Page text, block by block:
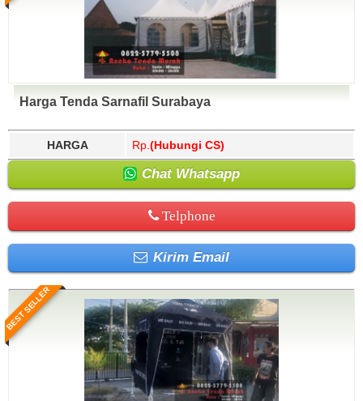
Harga Tenda Sarnafil Surabaya
HARGA Rp. (Hubungi CS)
Chat Whatsapp
Telphone
Kirim Email
BEST SELLER